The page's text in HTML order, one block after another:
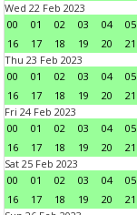
Wed 22 Feb 2023
00
01 02 03 04 05
16
17 18 19 20 21
Thu 23 Feb 2023
00
01 02 03 04 05
16
17 18 19 20 21
Fri 24 Feb 2023
00
01 02 03 04 05
16
17 18 19 20 21
Sat 25 Feb 2023
00
01 02 03 04 05
16
17 18 19 20 21